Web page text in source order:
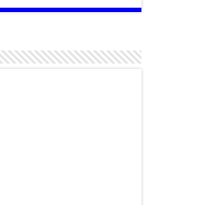
ажил 80
байна
бороо орж
аюулгүй байдлаа
усны аюулаас
нийслэлийн